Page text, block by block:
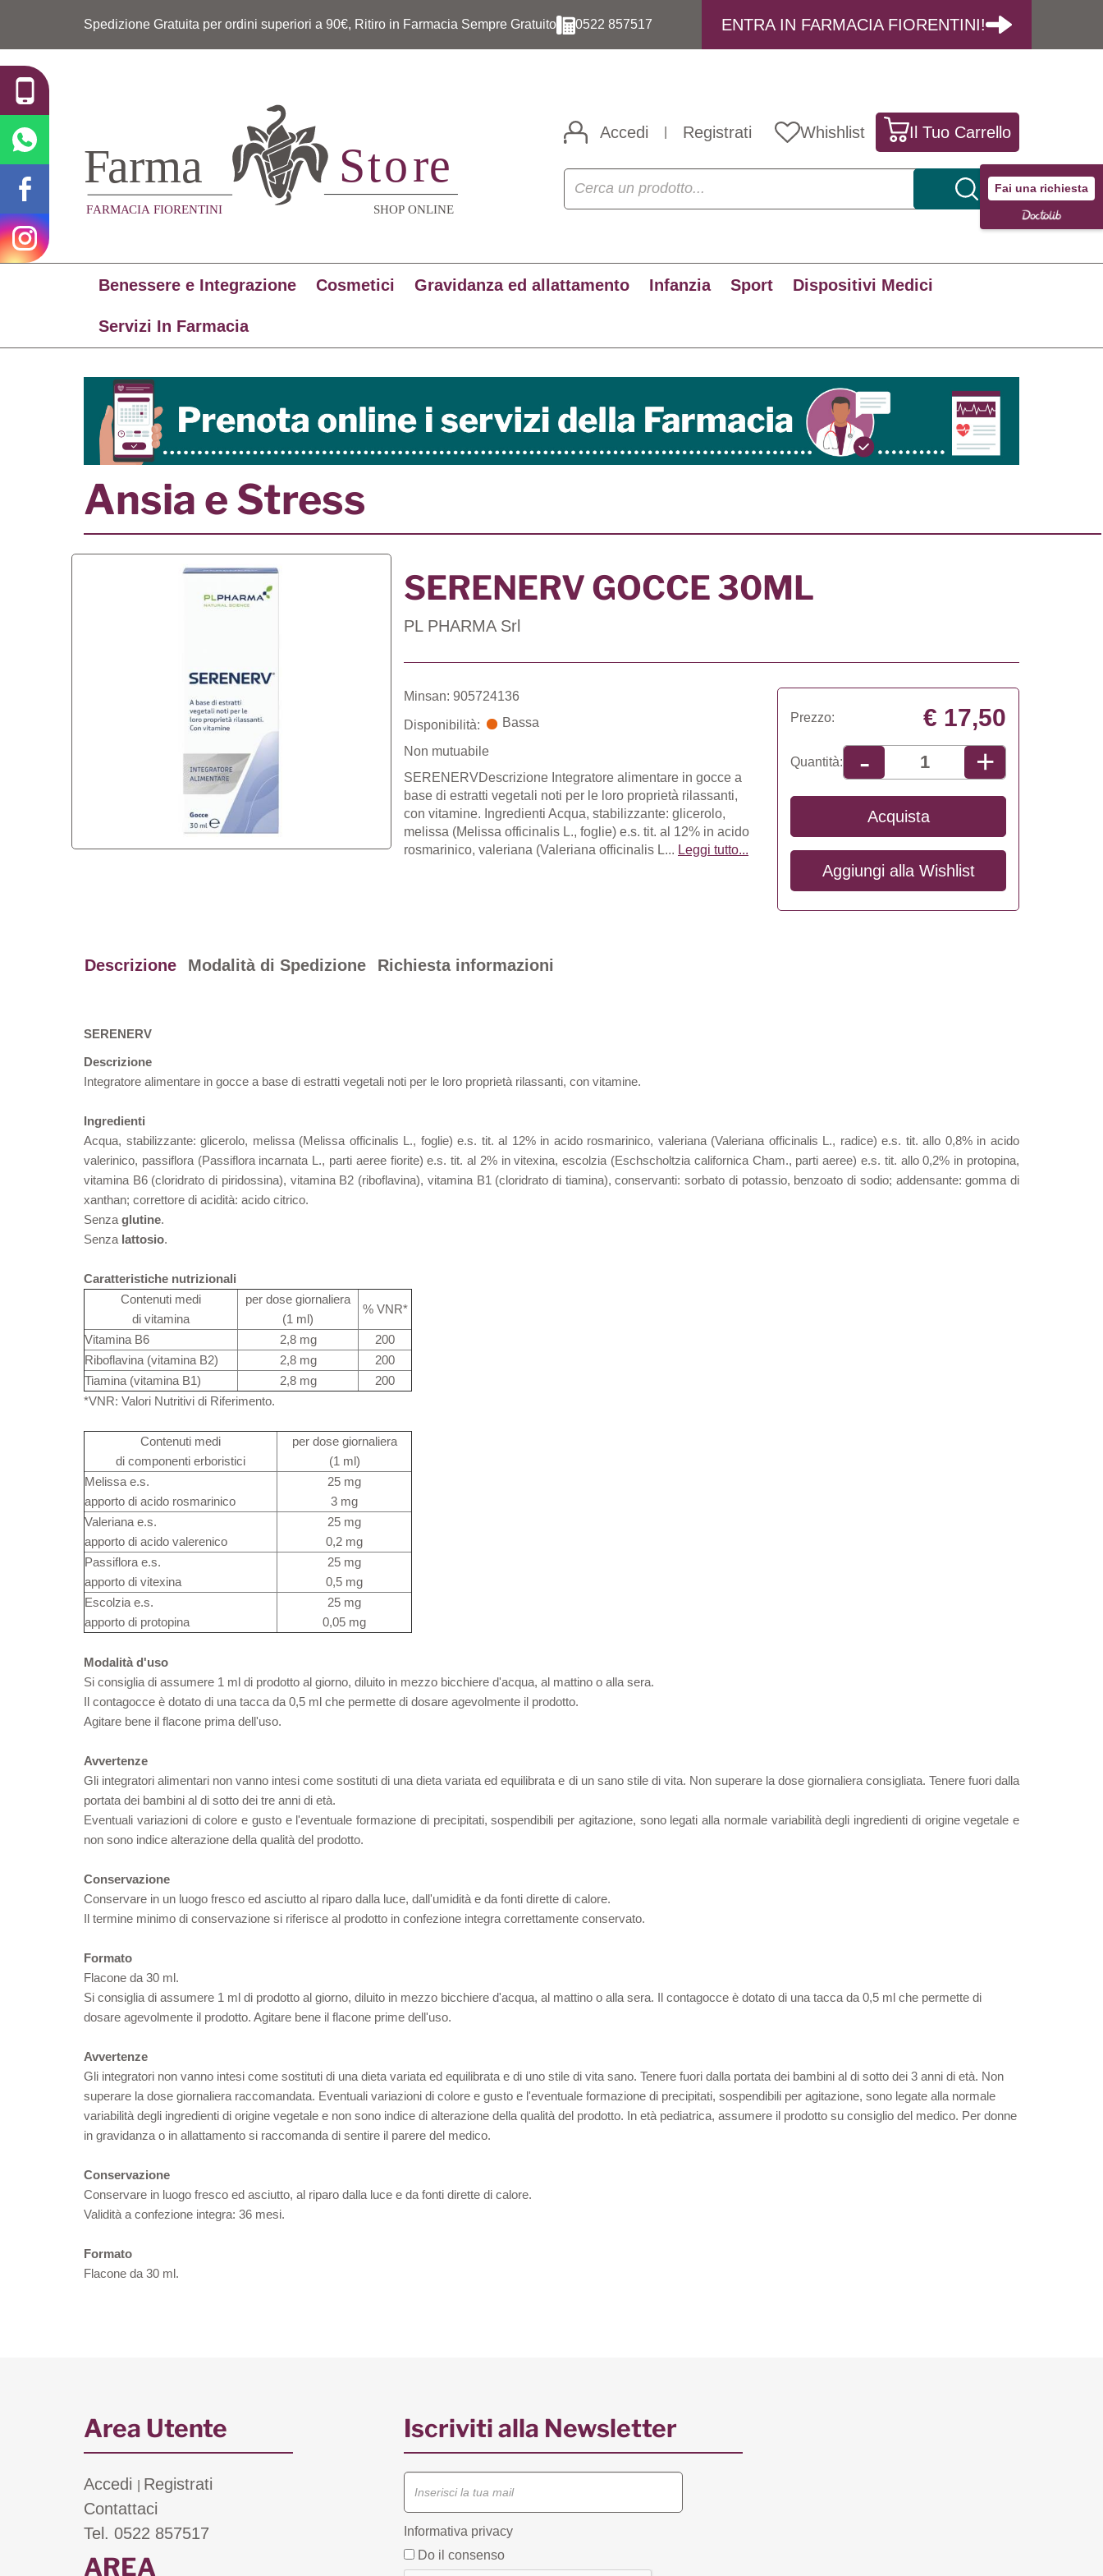
Fai una richiesta
Spedizione Gratuita per ordini superiori a 90€, Ritiro in Farmacia Sempre Gratuito 0522 857517 ENTRA IN FARMACIA FIORENTINI!
Accedi Registrati Whishlist Il Tuo Carrello
Benessere e Integrazione Cosmetici Gravidanza ed allattamento Infanzia Sport Dispositivi Medici
Servizi In Farmacia
Ansia e Stress
SERENERV GOCCE 30ML
PL PHARMA Srl
Minsan: 905724136
Disponibilità: Bassa
Non mutuabile
SERENERVDescrizione Integratore alimentare in gocce a
base di estratti vegetali noti per le loro proprietà rilassanti,
con vitamine. Ingredienti Acqua, stabilizzante: glicerolo,
melissa (Melissa officinalis L., foglie) e.s. tit. al 12% in acido
rosmarinico, valeriana (Valeriana officinalis L... Leggi tutto...
Prezzo: € 17,50
Quantità: - +
Acquista
Aggiungi alla Wishlist
Descrizione Modalità di Spedizione Richiesta informazioni
SERENERV
Descrizione
Integratore alimentare in gocce a base di estratti vegetali noti per le loro proprietà rilassanti, con vitamine.
Ingredienti
Acqua, stabilizzante: glicerolo, melissa (Melissa officinalis L., foglie) e.s. tit. al 12% in acido rosmarinico, valeriana (Valeriana officinalis L., radice) e.s. tit. allo 0,8% in acido
valerinico, passiflora (Passiflora incarnata L., parti aeree fiorite) e.s. tit. al 2% in vitexina, escolzia (Eschscholtzia californica Cham., parti aeree) e.s. tit. allo 0,2% in protopina,
vitamina B6 (cloridrato di piridossina), vitamina B2 (riboflavina), vitamina B1 (cloridrato di tiamina), conservanti: sorbato di potassio, benzoato di sodio; addensante: gomma di
xanthan; correttore di acidità: acido citrico.
Senza glutine.
Senza lattosio.
Caratteristiche nutrizionali
Contenuti medi
di vitamina
per dose giornaliera
(1 ml)
% VNR*
Vitamina B6 2,8 mg
200
Riboflavina (vitamina B2)
2,8 mg
200
Tiamina (vitamina B1)
2,8 mg
200
*VNR: Valori Nutritivi di Riferimento.
Contenuti medi
di componenti erboristici
per dose giornaliera
(1 ml)
Melissa e.s.
apporto di acido rosmarinico
25 mg
3 mg
Valeriana e.s.
apporto di acido valerenico
25 mg
0,2 mg
Passiflora e.s.
apporto di vitexina
25 mg
0,5 mg
Escolzia e.s.
apporto di protopina
25 mg
0,05 mg
Modalità d'uso
Si consiglia di assumere 1 ml di prodotto al giorno, diluito in mezzo bicchiere d'acqua, al mattino o alla sera.
Il contagocce è dotato di una tacca da 0,5 ml che permette di dosare agevolmente il prodotto.
Agitare bene il flacone prima dell'uso.
Avvertenze
Gli integratori alimentari non vanno intesi come sostituti di una dieta variata ed equilibrata e di un sano stile di vita. Non superare la dose giornaliera consigliata. Tenere fuori dalla
portata dei bambini al di sotto dei tre anni di età.
Eventuali variazioni di colore e gusto e l'eventuale formazione di precipitati, sospendibili per agitazione, sono legati alla normale variabilità degli ingredienti di origine vegetale e
non sono indice alterazione della qualità del prodotto.
Conservazione
Conservare in un luogo fresco ed asciutto al riparo dalla luce, dall'umidità e da fonti dirette di calore.
Il termine minimo di conservazione si riferisce al prodotto in confezione integra correttamente conservato.
Formato
Flacone da 30 ml.
Si consiglia di assumere 1 ml di prodotto al giorno, diluito in mezzo bicchiere d'acqua, al mattino o alla sera. Il contagocce è dotato di una tacca da 0,5 ml che permette di
dosare agevolmente il prodotto. Agitare bene il flacone prime dell'uso.
Avvertenze
Gli integratori non vanno intesi come sostituti di una dieta variata ed equilibrata e di uno stile di vita sano. Tenere fuori dalla portata dei bambini al di sotto dei 3 anni di età. Non
superare la dose giornaliera raccomandata. Eventuali variazioni di colore e gusto e l'eventuale formazione di precipitati, sospendibili per agitazione, sono legate alla normale
variabilità degli ingredienti di origine vegetale e non sono indice di alterazione della qualità del prodotto. In età pediatrica, assumere il prodotto su consiglio del medico. Per donne
in gravidanza o in allattamento si raccomanda di sentire il parere del medico.
Conservazione
Conservare in luogo fresco ed asciutto, al riparo dalla luce e da fonti dirette di calore.
Validità a confezione integra: 36 mesi.
Formato
Flacone da 30 ml.
Area Utente
Accedi
Registrati
Contattaci
Tel. 0522 857517
AREA
Iscriviti alla Newsletter
Informativa privacy
Do il consenso